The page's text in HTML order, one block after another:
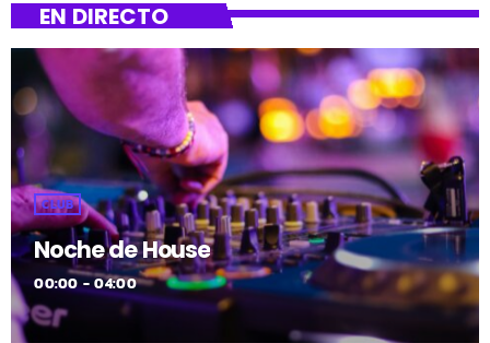
EN DIRECTO
CLUB
Noche de House
00:00 - 04:00